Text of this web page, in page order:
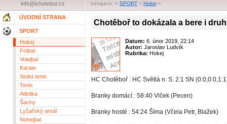
navigace: » SPORT » Hokej »
info@ichotebor.cz
ÚVODNÍ STRANA
SPORT
Hokej
Fotbal
Volejbal
Karate
Stolní tenis
Tenis
Atletika
Šachy
Lyžařský areál
Nohejbal
Chotěboř to dokázala a bere i
Datum: 6. únor 2019, 22:14
Autor: Jaroslav Ludvík
Rubrika: Hokej
HC Chotěboř : HC Světlá n. S. 2:1 SN
Branky domácí : 58:40 Vlček (Pecen)
Branky hosté : 54:24 Šíma (Včela Petr, Blažek)